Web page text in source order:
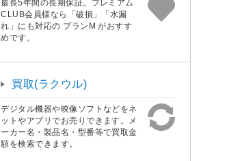
最長5年間の長期保証。プレミアム
CLUB会員様なら「破損」「水漏
れ」にも対応の プランM がおすす
めです。
買取(ラクウル)
デジタル機器や映像ソフトなどをネ
ットやアプリでお売りできます。メ
ーカー名・製品名・型番等で買取金
額を検索できます。